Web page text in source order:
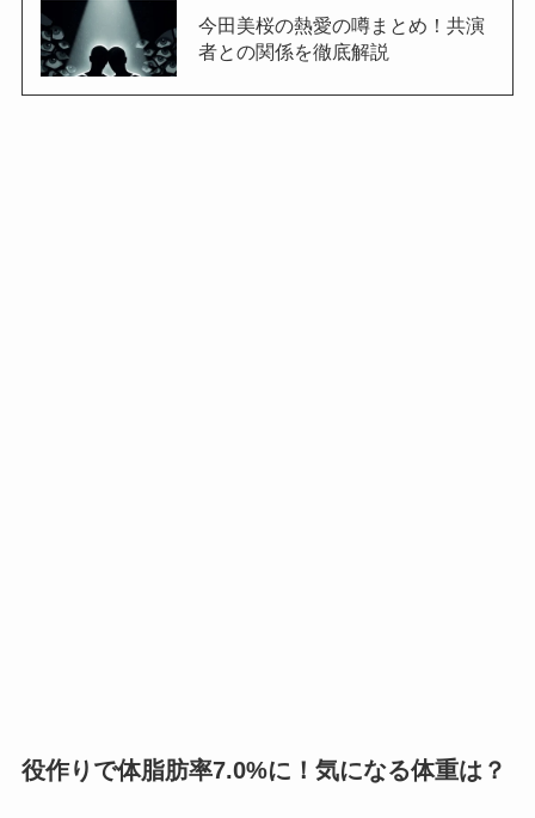
今田美桜の熱愛の噂まとめ！共演
者との関係を徹底解説
役作りで体脂肪率7.0%に！気になる体重は？